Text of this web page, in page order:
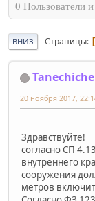
0 Пользователи
ВНИЗ Страницы
20 ноября 2017,
Здравствуйте!
согласно СП
внутреннего
сооружения
метров